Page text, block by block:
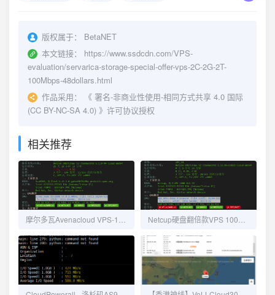
版权属于：
BetaNET
本文链接：
https://www.ssdcdn.com/VPS-
evaluation/servarica-storage-special-offer-vps-2C-2G-2T-
100Mbps-48dollars.html
作品采用：
《 署名-非商业性使用-相同方式共享 4.0 国际
(CC BY-NC-SA 4.0) 》许可协议授权
相关推荐